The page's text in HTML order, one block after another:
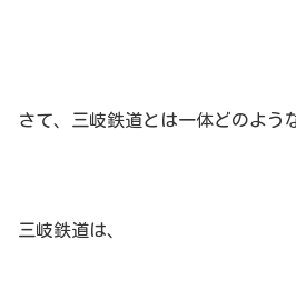
さて、三岐鉄道とは一体どのよう
三岐鉄道は、